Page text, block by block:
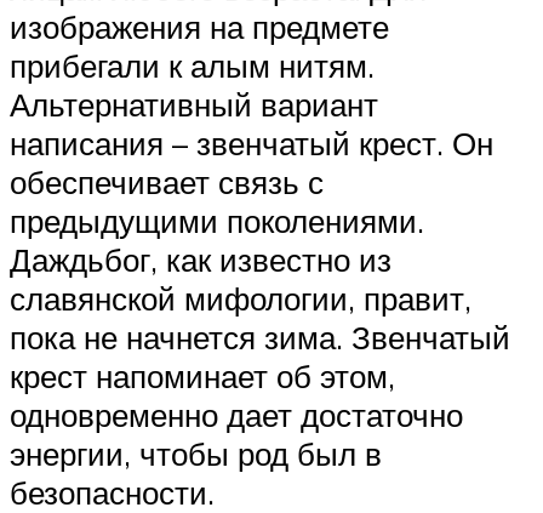
изображения на предмете
прибегали к алым нитям.
Альтернативный вариант
написания – звенчатый крест. Он
обеспечивает связь с
предыдущими поколениями.
Даждьбог, как известно из
славянской мифологии, правит,
пока не начнется зима. Звенчатый
крест напоминает об этом,
одновременно дает достаточно
энергии, чтобы род был в
безопасности.